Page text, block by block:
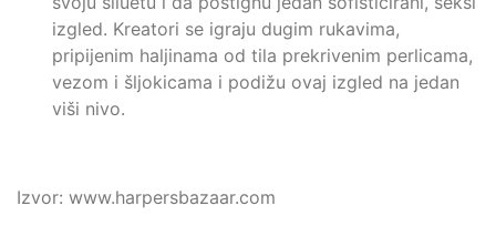
izgled. Kreatori se igraju dugim rukavima,
pripijenim haljinama od tila prekrivenim perlicama,
vezom i šljokicama i podižu ovaj izgled na jedan
viši nivo.
Izvor: www.harpersbazaar.com